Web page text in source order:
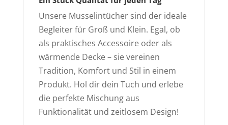
Unsere Musselintücher sind der ideale
Begleiter für Groß und Klein. Egal, ob
als praktisches Accessoire oder als
wärmende Decke – sie vereinen
Tradition, Komfort und Stil in einem
Produkt. Hol dir dein Tuch und erlebe
die perfekte Mischung aus
Funktionalität und zeitlosem Design!